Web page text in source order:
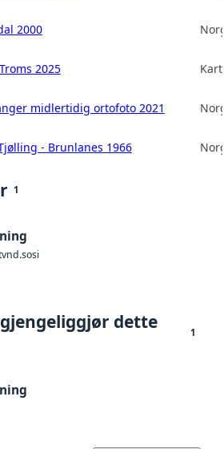
2000
2025
midlertidig ortofoto 2021
- Brunlanes 1966
1
vnd.sosi
dette
1